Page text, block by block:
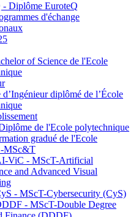
- Diplôme EuroteQ
d'échange
of Science de l'Ecole
diplômé de l’École
de l'Ecole polytechnique
gradué de l'Ecole
-MSc&T
ViC - MScT-Artificial
and Advanced Visual
- MScT-Cybersecurity (CyS)
- MScT-Double Degree